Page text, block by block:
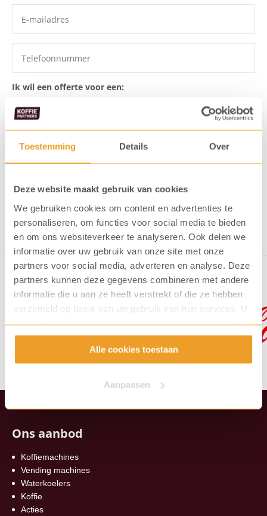
Toestemming Details Over
Deze website maakt gebruik van cookies
We gebruiken cookies om content en advertenties te
personaliseren, om functies voor social media te bieden
en om ons websiteverkeer te analyseren. Ook delen we
informatie over uw gebruik van onze site met onze
partners voor social media, adverteren en analyse. Deze
partners kunnen deze gegevens combineren met andere
informatie die u aan ze heeft verstrekt of die ze hebben
verzameld op basis van uw gebruik van hun services. U
gaat akkoord met onze cookies als u onze website blijft
gebruiken.
Alle cookies toestaan
Aanpassen
Ik wil een offerte voor een:
Ik ga akkoord dat mijn gegevensopgeslagen worden
Ik meld me aan voor de KoffiePartners nieuwsbrief
Verstuur formulier
Ons aanbod
Koffiemachines
Vending machines
Waterkoelers
Koffie
Acties